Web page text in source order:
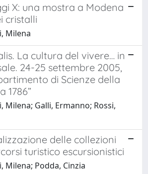
X: una mostra a Modena
cristalli
Milena
La cultura del vivere… in
24-25 settembre 2005,
di Scienze della
1786”
Milena; Galli, Ermanno; Rossi,
delle collezioni
turistico escursionistici
Milena; Podda, Cinzia